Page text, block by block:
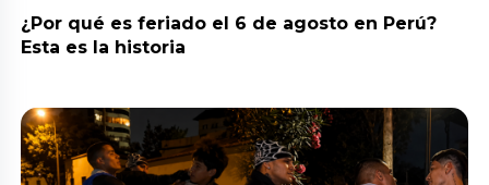
¿Por qué es feriado el 6 de agosto en Perú?
Esta es la historia